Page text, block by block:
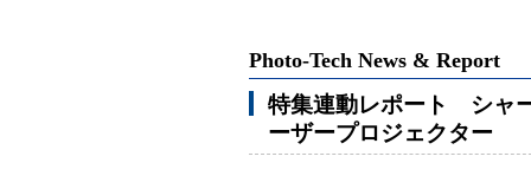
Photo-Tech News & Report
特集連動レポート シャ
ーザープロジェクター